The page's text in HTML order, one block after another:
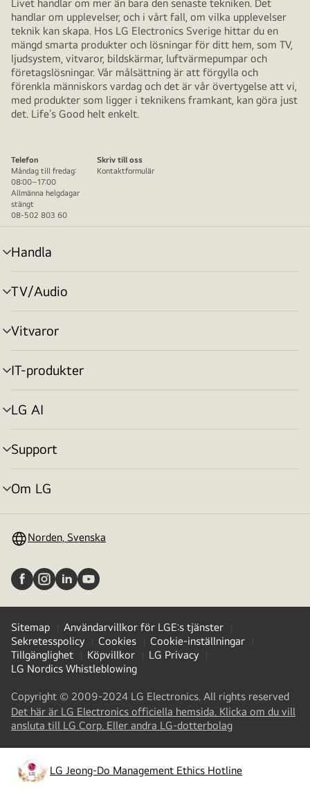
Livet handlar om mer än bara den senaste tekniken. Det
handlar om upplevelser, och i vårt fall, om vilka upplevelser
teknik kan skapa. Hos LG Electronics Sverige hittar du en
mängd smarta produkter och lösningar för ditt hem, som TV,
ljudsystem, vitvaror, bildskärmar, luftvärmepumpar och
företagslösningar. Vår målsättning är att förgylla och
förenkla människors vardag och det är vår övertygelse att vi,
med produkter som ligger i teknikens framkant, kan göra just
det. Life’s Good helt enkelt.
Telefon
Måndag till fredag:
08:00–17:00
Allmänna helgdagar
stängt
08-502 803 60
Skriv till oss
Kontaktformulär
Handla
menyväxling
TV/Audio
menyväxling
Vitvaror
menyväxling
IT-produkter
menyväxling
LG AI
menyväxling
Support
menyväxling
Om LG
menyväxling
Norden, Svenska
Sitemap
Användarvillkor för LGE:s tjänster
Sekretesspolicy
Cookies
Cookie-inställningar
Tillgänglighet
Köpvillkor
LG Privacy
LG Nordics Whistleblowing
Copyright © 2009-2024 LG Electronics. All rights reserved
Det här är LG Electronics officiella hemsida. Klicka om du vill
ansluta till LG Corp. Eller andra LG-dotterbolag(
a
new
tab
LG Jeong-Do Management Ethics Hotline
opens